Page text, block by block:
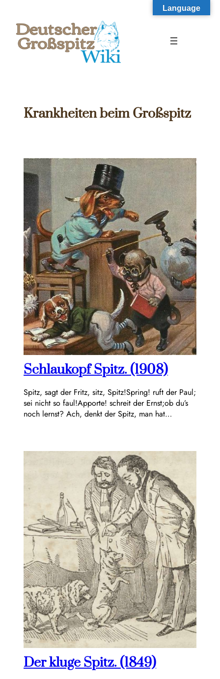
springen
Krankheiten beim Großspitz
Schlaukopf Spitz. (1908)
Spitz, sagt der Fritz, sitz, Spitz!Spring! ruft der Paul;
sei nicht so faul!Apporte! schreit der Ernst;ob du’s
noch lernst? Ach, denkt der Spitz, man hat…
Der kluge Spitz. (1849)
Language